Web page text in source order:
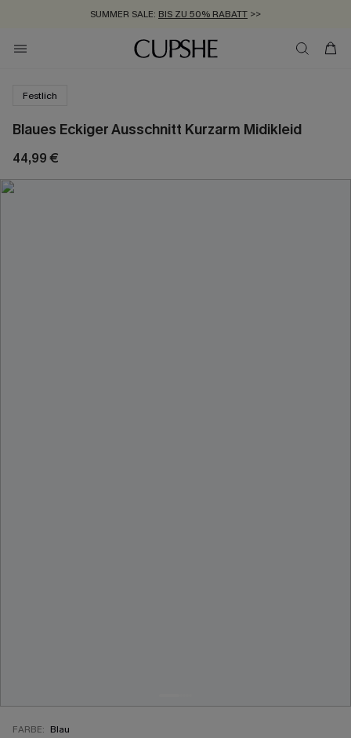
SUMMER SALE: BIS ZU 50% RABATT >>
ZUM NEWSLETTER:BIS ZU -20% EXTRA ERHALTEN
KOSTENLOSER VERSAND AB 89 €
Festlich
Blaues Eckiger Ausschnitt Kurzarm Midikleid
44,99 €
FARBE: Blau